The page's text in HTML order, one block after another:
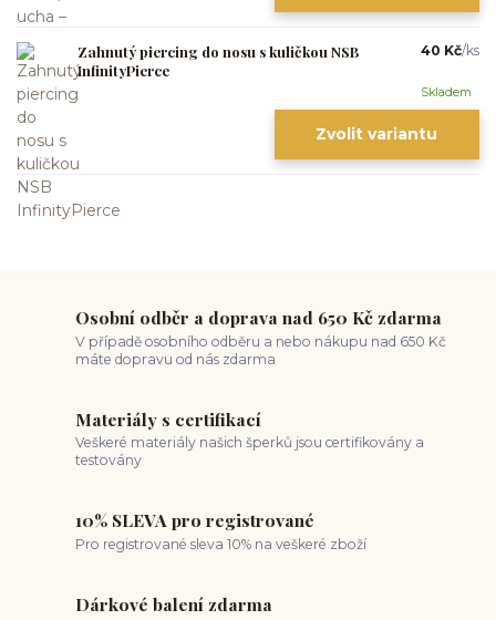
Zahnutý piercing do nosu s kuličkou NSB
InfinityPierce
40 Kč/ks
Skladem
Zvolit variantu
Osobní odběr a doprava nad 650 Kč zdarma
V případě osobního odběru a nebo nákupu nad 650 Kč
máte dopravu od nás zdarma
Materiály s certifikací
Veškeré materiály našich šperků jsou certifikovány a
testovány
10% SLEVA pro registrované
Pro registrované sleva 10% na veškeré zboží
Dárkové balení zdarma